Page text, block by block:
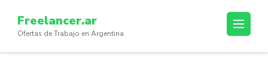
content
(Press
Freelancer.ar
Ofertas de Trabajo en Argentina